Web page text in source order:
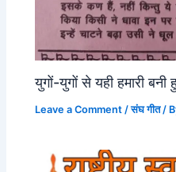
युगों-युगों से यही हमारी बनी
Leave a Comment /संघ गीत/